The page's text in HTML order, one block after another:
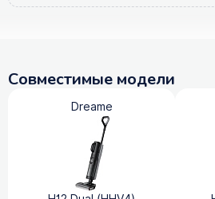
Совместимые модели
Dreame